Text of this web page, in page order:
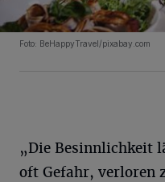
Foto: BeHappyTravel/pixabay.com
„Die Besinnlichkeit
oft Gefahr, verloren